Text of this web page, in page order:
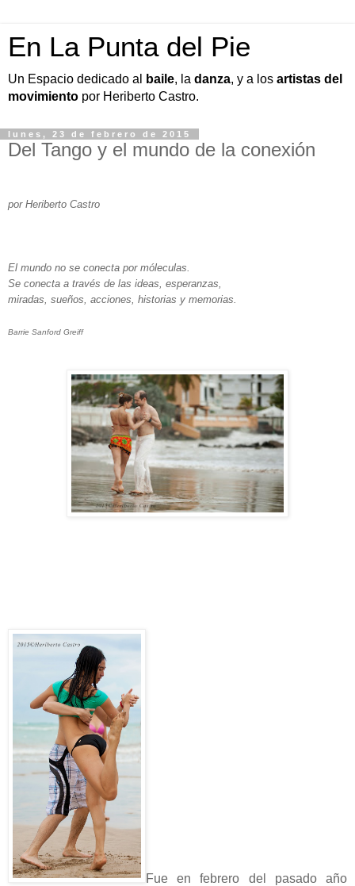
En La Punta del Pie
Un Espacio dedicado al baile, la danza, y a los artistas del
movimiento por Heriberto Castro.
lunes, 23 de febrero de 2015
Del Tango y el mundo de la conexión
por Heriberto Castro
El mundo no se conecta por móleculas.
Se conecta a través de las ideas, esperanzas,
miradas, sueños, acciones, historias y memorias.
Barrie Sanford Greiff
Fue en febrero del pasado año